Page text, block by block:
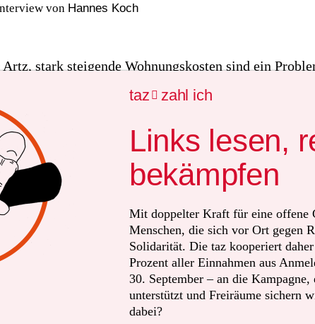
von Hannes Koch
stark steigende Wohnungskosten sind ein
Einen sogenannten Mietendeckel könnte das Land
nun in Ihrem Gutachten für die SPD-Fraktion der
Was würde das für die Mieter*innen bringen?
Bei laufenden Verträgen wäre es für einige Jahre
zu erhöhen. Wenn Wohnungen neu vermietet
aus früheren Mietverträgen in etwa auf das
Verträge würden also billiger. Aber es sollte auch
Regel geben: Immobilienbesitzer, die in ihre
einen Teil der Kosten auf die Mieter
in Berlin flächendeckend?
taz  zahl ich
Links lesen,
bekämpfen
Mit doppelter Kraft für eine offene
Menschen, die sich vor Ort gegen
Solidarität. Die taz kooperiert
Prozent aller Einnahmen aus
30. September – an die
unterstützt und Freiräume sichern
dabei?